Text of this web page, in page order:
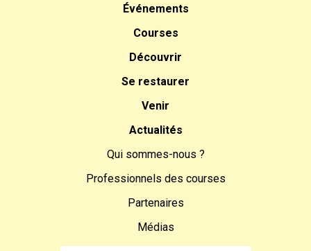
Événements
Courses
Découvrir
Se restaurer
Venir
Actualités
Qui sommes-nous ?
Professionnels des courses
Partenaires
Médias